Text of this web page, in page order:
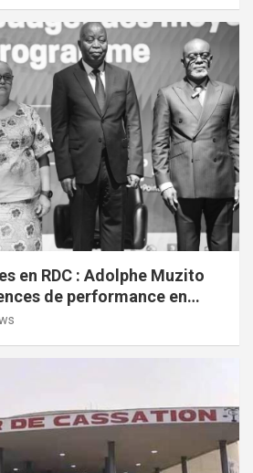
en RDC : Adolphe Muzito
de performance en
programme de 2028